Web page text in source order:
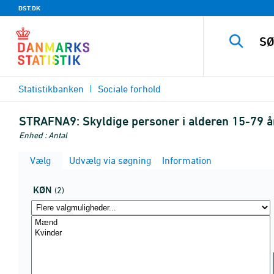
DST.DK
Statistikbanken Sociale forhold
STRAFNA9: Skyldige personer i alderen 15-79
Enhed : Antal
Vælg Udvælg via søgning Information
KØN (2)